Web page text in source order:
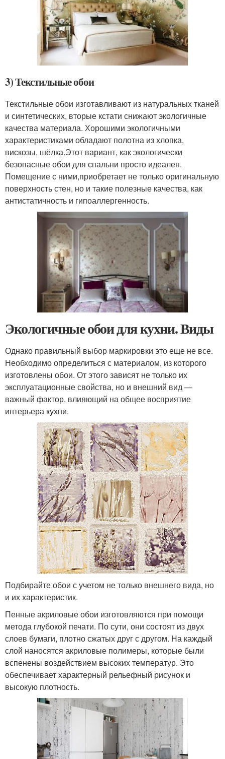
3) Текстильные обои
Текстильные обои изготавливают из натуральных тканей
и синтетических, вторые кстати снижают экологичные
качества материала. Хорошими экологичными
характеристиками обладают полотна из хлопка,
вискозы, шёлка.Этот вариант, как экологически
безопасные обои для спальни просто идеален.
Помещение с ними,приобретает не только оригинальную
поверхность стен, но и такие полезные качества, как
антистатичность и гипоаллергенность.
Экологичные обои для кухни. Виды
Однако правильный выбор маркировки это еще не все.
Необходимо определиться с материалом, из которого
изготовлены обои. От этого зависят не только их
эксплуатационные свойства, но и внешний вид —
важный фактор, влияющий на общее восприятие
интерьера кухни.
Подбирайте обои с учетом не только внешнего вида, но
и их характеристик.
Пенные акриловые обои изготовляются при помощи
метода глубокой печати. По сути, они состоят из двух
слоев бумаги, плотно сжатых друг с другом. На каждый
слой наносятся акриловые полимеры, которые были
вспенены воздействием высоких температур. Это
обеспечивает характерный рельефный рисунок и
высокую плотность.